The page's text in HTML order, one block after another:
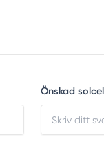
Önskad